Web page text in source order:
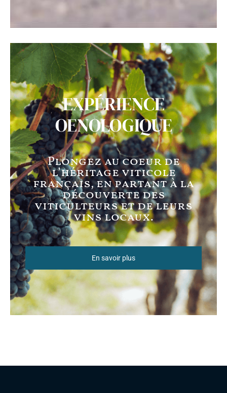
EXPÉRIENCE
OENOLOGIQUE
Plongez au coeur de
l’héritage viticole
français, en partant à la
découverte des
viticulteurs et de leurs
vins locaux.
En savoir plus